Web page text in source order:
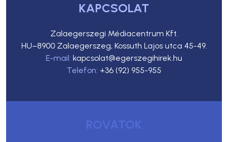
KAPCSOLAT
Zalaegerszegi Médiacentrum Kft.
HU–8900 Zalaegerszeg, Kossuth Lajos utca 45-49.
E-mail: kapcsolat@egerszegihirek.hu
Telefon: +36 (92) 955-955
ROVATOK